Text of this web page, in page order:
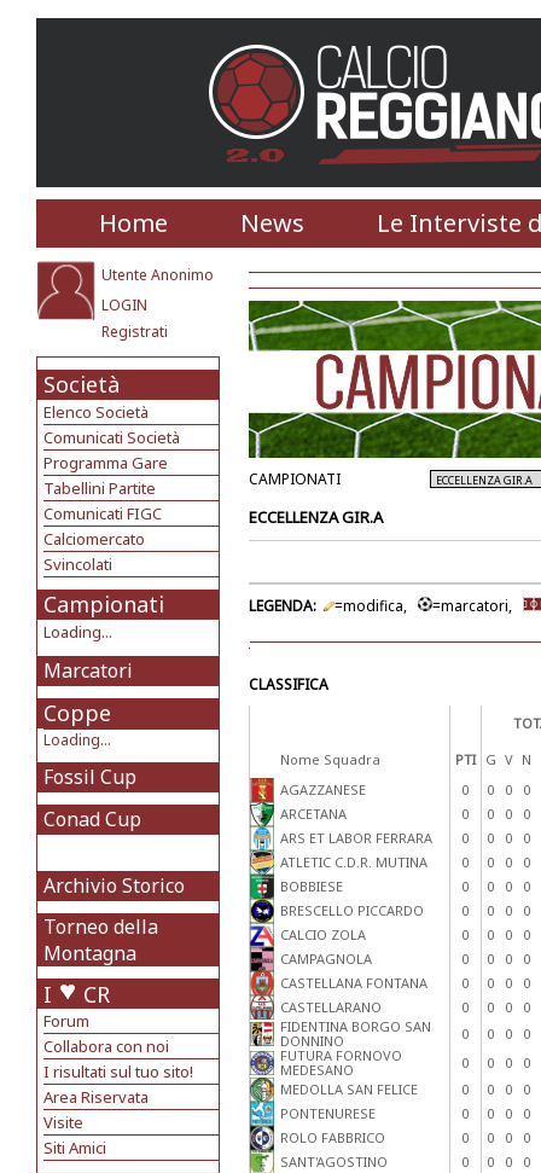
Home News Le Interviste
Utente Anonimo
LOGIN
Registrati
Società
Elenco Società
Comunicati Società
Programma Gare
Tabellini Partite
Comunicati FIGC
Calciomercato
Svincolati
Campionati
Loading...
Marcatori
Coppe
Loading...
Fossil Cup
Conad Cup
Archivio Storico
Torneo della
Montagna
I CR
Forum
Collabora con noi
I risultati sul tuo sito!
Area Riservata
Visite
Siti Amici
CAMPIONATI
ECCELLENZA GIR.A
LEGENDA: =modifica, =marcatori,
CLASSIFICA
Nome Squadra
PTI G V N
AGAZZANESE
0 0 0
0
ARCETANA
0 0 0
0
ARS ET LABOR FERRARA
0 0 0
0
ATLETIC C.D.R. MUTINA
0 0 0
0
BOBBIESE
0 0 0
0
BRESCELLO PICCARDO
0 0 0
0
CALCIO ZOLA
0 0 0
0
CAMPAGNOLA
0 0 0
0
CASTELLANA FONTANA
0 0 0
0
CASTELLARANO
0 0 0
0
FIDENTINA BORGO SAN
DONNINO
0 0 0
0
FUTURA FORNOVO
MEDESANO
0 0 0
0
MEDOLLA SAN FELICE
0 0 0
0
PONTENURESE
0 0 0
0
ROLO FABBRICO
0 0 0
0
SANT'AGOSTINO
0 0 0
0